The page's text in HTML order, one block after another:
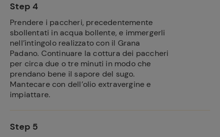
Step 4
Prendere i paccheri, precedentemente
sbollentati in acqua bollente, e immergerli
nell’intingolo realizzato con il Grana
Padano. Continuare la cottura dei paccheri
per circa due o tre minuti in modo che
prendano bene il sapore del sugo.
Mantecare con dell’olio extravergine e
impiattare.
Step 5